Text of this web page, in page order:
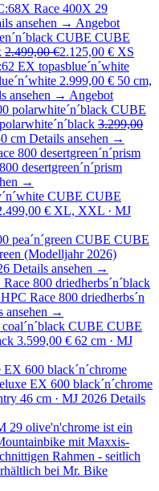
Race 400X 29
ansehen → Angebot
CUBE CUBE
2.499,00 €2.125,00 € XS
2.999,00 € 50 cm,
ansehen → Angebot
CUBE
3.299,00
cm Details ansehen →
desertgreen´n´prism
→
CUBE CUBE
€ XL, XXL · MJ
CUBE CUBE
(Modelljahr 2026)
Details ansehen →
Race 800 driedherbs´n
ansehen →
CUBE CUBE
3.599,00 € 62 cm · MJ
EX 600 black´n´chrome
46 cm · MJ 2026 Details